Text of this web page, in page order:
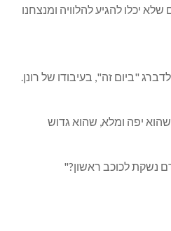
יכלו להגיע להלוויה ומנצחנו
"ביום זה", בעיבודו של רונן.
יפה ומלא, שהוא גדוש
נשקת לכוכב ראשון?"